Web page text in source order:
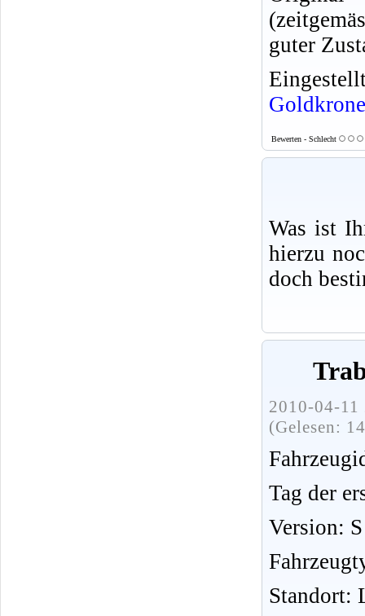
guter
Goldkrone
Bewerten - Schlecht
Was ist
hierzu
doch
2010-04-
(Gelesen:
Tag der
Version: S
Standort: